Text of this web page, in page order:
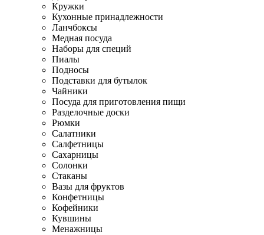
Кружки
Кухонные принадлежности
Ланчбоксы
Медная посуда
Наборы для специй
Пиалы
Подносы
Подставки для бутылок
Чайники
Посуда для приготовления пищи
Разделочные доски
Рюмки
Салатники
Салфетницы
Сахарницы
Солонки
Стаканы
Вазы для фруктов
Конфетницы
Кофейники
Кувшины
Менажницы